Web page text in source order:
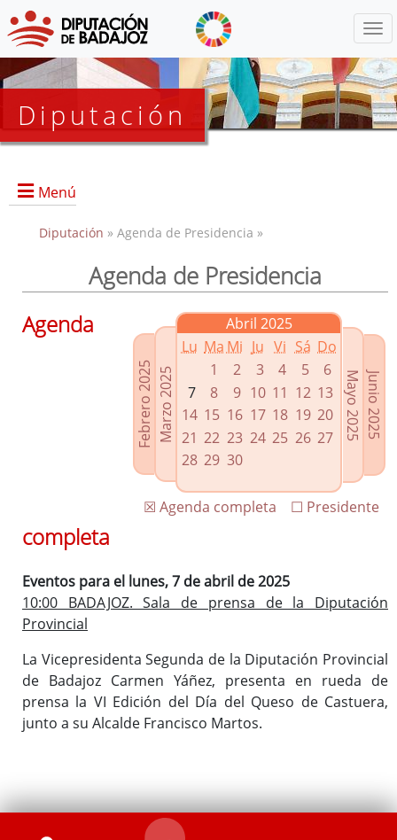
Diputación
Menú
Presidencia
Grupos Políticos
Enlaces relacionados
Agenda de Presidencia
Plenos provinciales y Juntas de gobierno
Oficina de Proyectos Europeos
Diputación » Agenda de Presidencia »
Agenda de Presidencia
Febrero 2025Marzo 2025
Abril 2025
Lu Ma Mi Ju Vi Sá Do
1
2 3 4 5
6
7
8 9 10 11 12 13
14 15 16 17 18 19 20
21 22 23 24 25 26 27
28 29 30
Junio 2025
Mayo 2025
☐ Presidente
☒ Agenda completa
Agenda
completa
Eventos para el lunes, 7 de abril de 2025
10:00 BADAJOZ. Sala de prensa de la Diputación
Provincial
La Vicepresidenta Segunda de la Diputación Provincial
de Badajoz Carmen Yáñez, presenta en rueda de
prensa la VI Edición del Día del Queso de Castuera,
junto a su Alcalde Francisco Martos.